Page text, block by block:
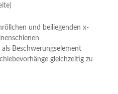
und beiliegenden x-
Beschwerungselement
gleichzeitig zu